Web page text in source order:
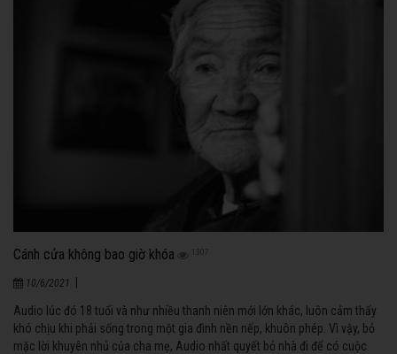
Cánh cửa không bao giờ khóa 1307
10/6/2021
|
Audio lúc đó 18 tuổi và như nhiều thanh niên mới lớn khác, luôn cảm thấy
khó chịu khi phải sống trong một gia đình nền nếp, khuôn phép. Vì vậy, bỏ
mặc lời khuyên nhủ của cha mẹ, Audio nhất quyết bỏ nhà đi để có cuộc